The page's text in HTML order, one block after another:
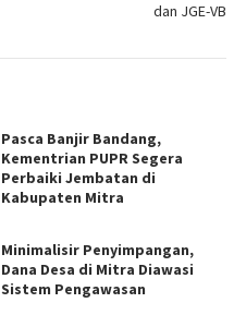
dan JGE-VB
Pasca Banjir Bandang,
Kementrian PUPR Segera
Perbaiki Jembatan di
Kabupaten Mitra
Minimalisir Penyimpangan,
Dana Desa di Mitra Diawasi
Sistem Pengawasan